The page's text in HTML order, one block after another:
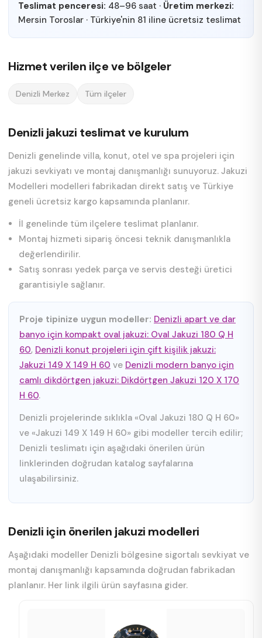
Teslimat penceresi: 48–96 saat · Üretim merkezi:
Mersin Toroslar · Türkiye'nin 81 iline ücretsiz teslimat
Hizmet verilen ilçe ve bölgeler
Denizli Merkez Tüm ilçeler
Denizli jakuzi teslimat ve kurulum
Denizli genelinde villa, konut, otel ve spa projeleri için
jakuzi sevkiyatı ve montaj danışmanlığı sunuyoruz. Jakuzi
Modelleri modelleri fabrikadan direkt satış ve Türkiye
geneli ücretsiz kargo kapsamında planlanır.
İl genelinde tüm ilçelere teslimat planlanır.
Montaj hizmeti sipariş öncesi teknik danışmanlıkla
değerlendirilir.
Satış sonrası yedek parça ve servis desteği üretici
garantisiyle sağlanır.
Proje tipinize uygun modeller: Denizli apart ve dar
banyo için kompakt oval jakuzi: Oval Jakuzi 180 Q H
60, Denizli konut projeleri için çift kişilik jakuzi:
Jakuzi 149 X 149 H 60 ve Denizli modern banyo için
camlı dikdörtgen jakuzi: Dikdörtgen Jakuzi 120 X 170
H 60.
Denizli projelerinde sıklıkla «Oval Jakuzi 180 Q H 60»
ve «Jakuzi 149 X 149 H 60» gibi modeller tercih edilir;
Denizli teslimatı için aşağıdaki önerilen ürün
linklerinden doğrudan katalog sayfalarına
ulaşabilirsiniz.
Denizli için önerilen jakuzi modelleri
Aşağıdaki modeller Denizli bölgesine sigortalı sevkiyat ve
montaj danışmanlığı kapsamında doğrudan fabrikadan
planlanır. Her link ilgili ürün sayfasına gider.